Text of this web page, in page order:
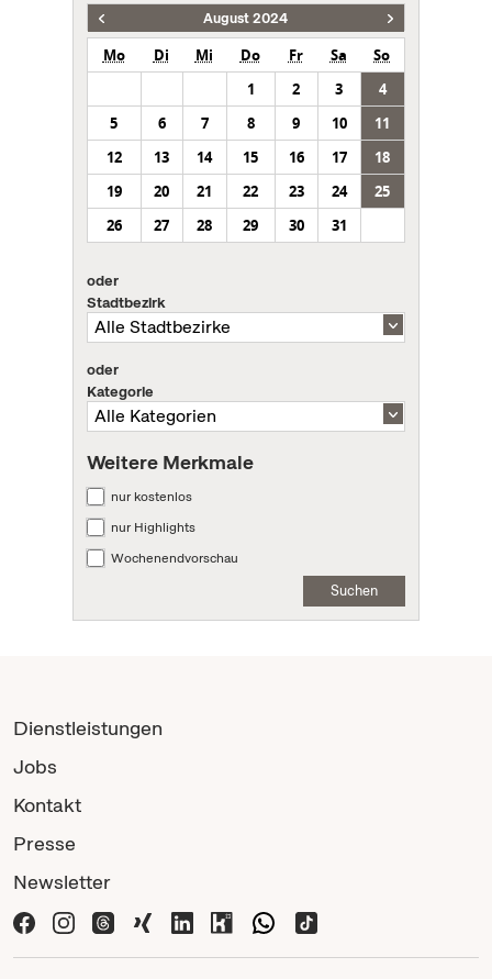
August 2024
Mo Di Mi Do Fr Sa
So
1
2 3
4
5
6 7 8 9 10
11
12
13 14 15 16 17
18
19
20 21 22 23 24
25
26
27 28 29 30 31
oder
Stadtbezirk
oder
Kategorie
Weitere Merkmale
nur kostenlos
nur Highlights
Wochenendvorschau
Suchen
Dienstleistungen
Jobs
Kontakt
Presse
Newsletter